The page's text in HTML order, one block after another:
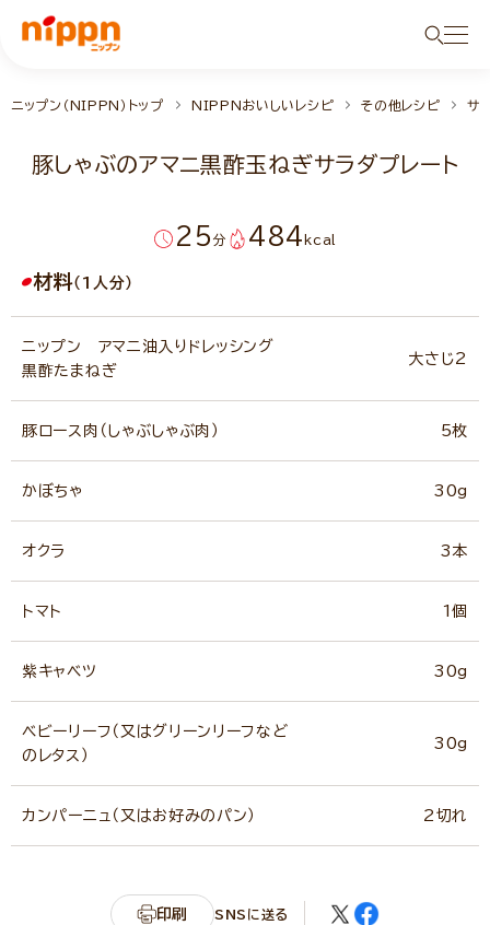
ニップン（NIPPN）トップ NIPPNおいしいレシピ その他レシピ サ
豚しゃぶのアマニ黒酢玉ねぎサラダプレート
25 分 484kcal
材料（1人分）
ニップン アマニ油入りドレッシング
黒酢たまねぎ
大さじ2
豚ロース肉（しゃぶしゃぶ肉） 5枚
かぼちゃ 30g
オクラ 3本
トマト 1個
紫キャベツ 30g
ベビーリーフ（又はグリーンリーフなど
のレタス）
30g
カンパーニュ（又はお好みのパン） 2切れ
印刷 SNSに送る